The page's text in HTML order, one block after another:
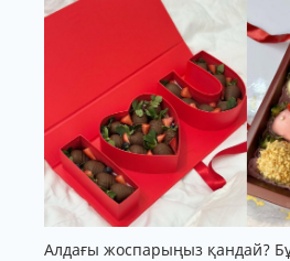
Алдағы жоспарыңыз қандай?